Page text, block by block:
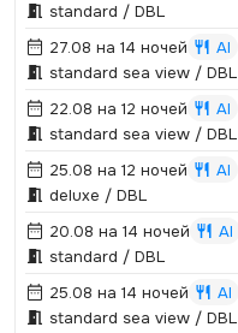
standard / DBL
27.08 на 14 ночей
AI
standard sea view / DBL
22.08 на 12 ночей
AI
standard sea view / DBL
25.08 на 12 ночей
AI
deluxe / DBL
20.08 на 14 ночей
AI
standard / DBL
25.08 на 14 ночей
AI
standard sea view / DBL